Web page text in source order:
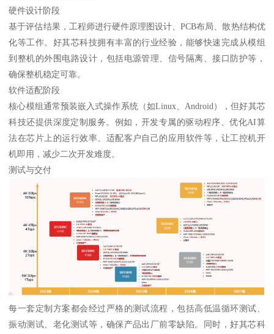
硬件设计阶段
基于评估结果，工程师进行硬件原理图设计、PCB布局、散热结构优
化等工作。好其芯科技拥有丰富的行业经验，能够快速完成从模组
到整机的外围电路设计，包括电源管理、信号隔离、接口防护等，
确保整机稳定可靠。
软件适配阶段
核心模组通常预装嵌入式操作系统（如Linux、Android），但好其芯
科技还提供深度定制服务。例如，开发专属的驱动程序、优化AI算
法在芯片上的运行效率、适配客户自己的应用软件等，让工控机开
机即用，减少二次开发难度。
测试与交付
每一套定制方案都会经过严格的测试流程，包括高低温循环测试、
振动测试、老化测试等，确保产品出厂前零缺陷。同时，好其芯科